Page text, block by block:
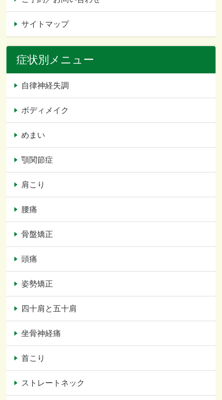
サイトマップ
症状別メニュー
自律神経失調
ボディメイク
めまい
顎関節症
肩こり
腰痛
骨盤矯正
頭痛
姿勢矯正
四十肩と五十肩
坐骨神経痛
首こり
ストレートネック